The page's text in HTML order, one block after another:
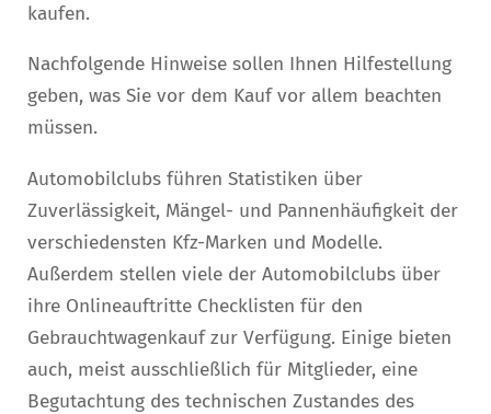
kaufen.
Nachfolgende Hinweise sollen Ihnen Hilfestellung
geben, was Sie vor dem Kauf vor allem beachten
müssen.
Automobilclubs führen Statistiken über
Zuverlässigkeit, Mängel- und Pannenhäufigkeit der
verschiedensten Kfz-Marken und Modelle.
Außerdem stellen viele der Automobilclubs über
ihre Onlineauftritte Checklisten für den
Gebrauchtwagenkauf zur Verfügung. Einige bieten
auch, meist ausschließlich für Mitglieder, eine
Begutachtung des technischen Zustandes des